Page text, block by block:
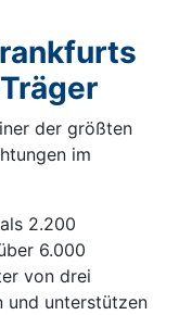
der größten
im
2.200
6.000
von drei
und unterstützen